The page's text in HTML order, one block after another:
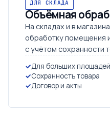
ДЛЯ СКЛАДА
Объёмная
На складах и в
обработку помещения
с учётом сохранности
Для больших площадей
Сохранность товара
Договор и акты